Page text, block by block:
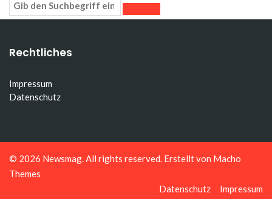
Rechtliches
Impressum
Datenschutz
© 2026 Newsmag . All rights reserved. Erstellt von Macho
Themes
Datenschutz
Impressum